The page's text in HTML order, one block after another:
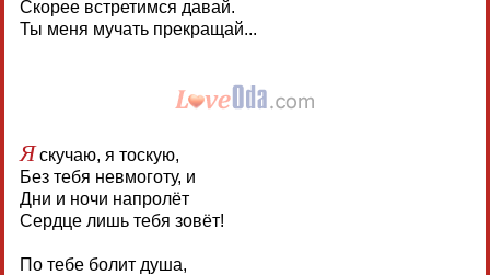
Скорее встретимся давай.
Ты меня мучать прекращай...
Яскучаю, я тоскую,
Без тебя невмоготу, и
Дни и ночи напролёт
Сердце лишь тебя зовёт!
По тебе болит душа,